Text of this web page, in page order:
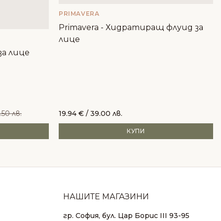
лице
лв.
PRIMAVERA
Primavera - Хидратиращ флуид за
лице
19.94 € / 39.00 лв.
КУПИ
НАШИТЕ МАГАЗИНИ
гр. София, бул. Цар Борис III 93-95